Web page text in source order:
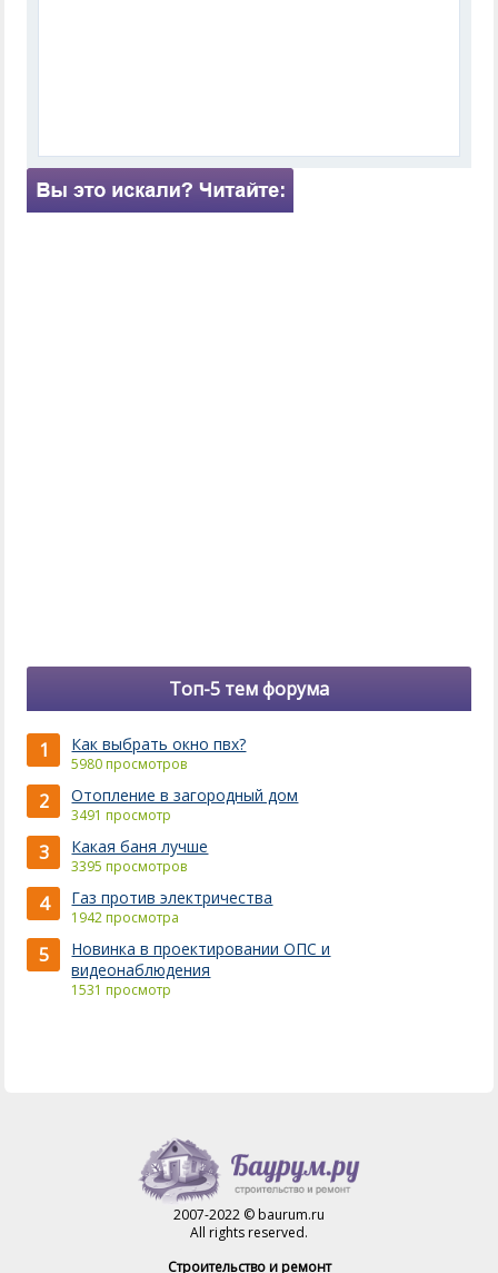
Топ-5 тем форума
1 Как выбрать окно пвх?
5980 просмотров
2 Отопление в загородный дом
3491 просмотр
3 Какая баня лучше
3395 просмотров
4 Газ против электричества
1942 просмотра
5
Новинка в проектировании ОПС и
видеонаблюдения
1531 просмотр
2007-2022 © baurum.ru
All rights reserved.
Строительство и ремонт